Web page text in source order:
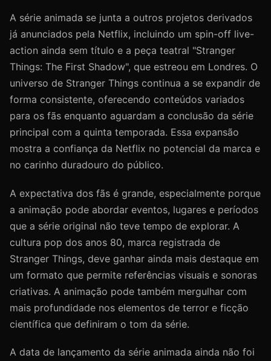
A série animada se junta a outros projetos derivados
já anunciados pela Netflix, incluindo um spin-off live-
action ainda sem título e a peça teatral "Stranger
Things: The First Shadow", que estreou em Londres. O
universo de Stranger Things continua a se expandir de
forma consistente, oferecendo conteúdos variados
para os fãs enquanto aguardam a conclusão da série
principal com a quinta temporada. Essa expansão
mostra a confiança da Netflix no potencial da marca e
no carinho duradouro do público.
A expectativa dos fãs é grande, especialmente porque
a animação pode abordar eventos, lugares e períodos
que a série original não teve tempo de explorar. A
cultura pop dos anos 80, marca registrada de
Stranger Things, deve ganhar ainda mais destaque em
um formato que permite referências visuais e sonoras
criativas. A animação pode também mergulhar com
mais profundidade nos elementos de terror e ficção
científica que definiram o tom da série.
A data de lançamento da série animada ainda não foi